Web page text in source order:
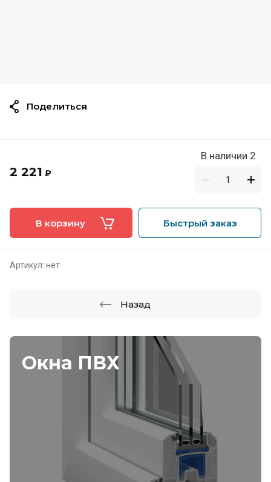
Окна ПВХ
2 221 ₽
В наличии 2
В корзину Быстрый заказ
Артикул: нет
Поделиться
Назад